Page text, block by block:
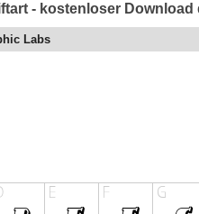
- kostenloser
Labs